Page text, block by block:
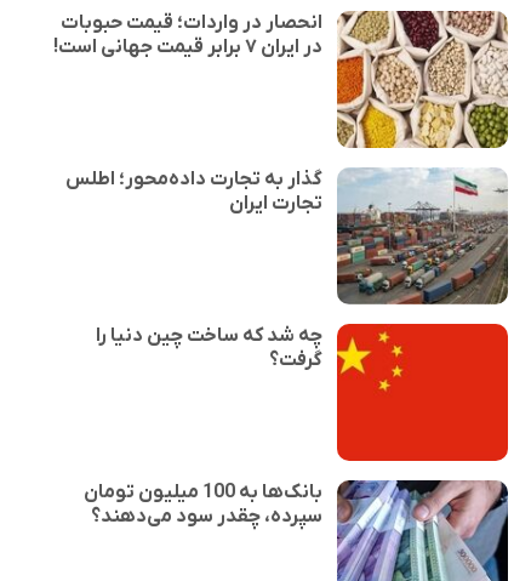
انحصار در واردات؛ قیمت حبوبات
در ایران ۷ برابر قیمت جهانی است!
گذار به تجارت داده‌محور؛ اطلس
تجارت ایران
چه شد که ساخت چین دنیا را
گرفت؟
بانک‌ها به 100 میلیون تومان
سپرده، چقدر سود می‌دهند؟